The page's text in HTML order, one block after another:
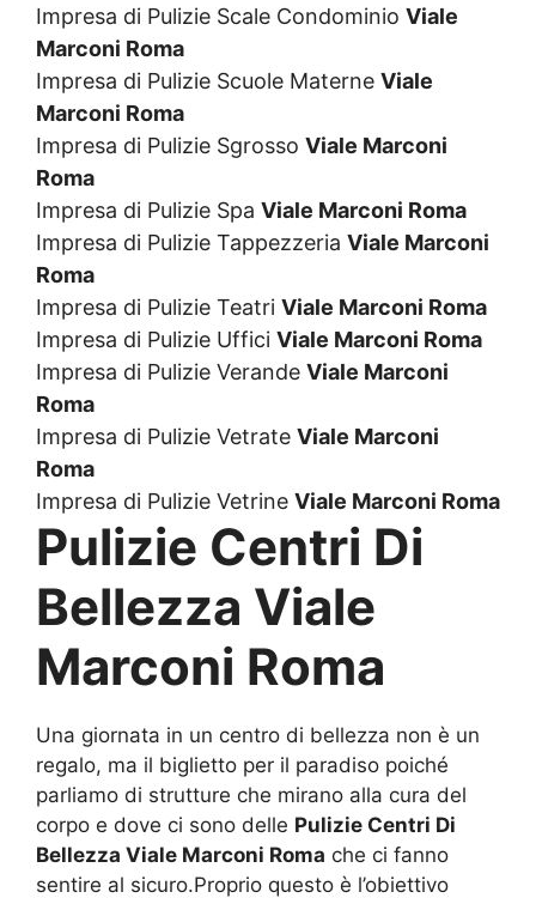
Impresa di Pulizie Scale Condominio Viale
Marconi Roma
Impresa di Pulizie Scuole Materne Viale
Marconi Roma
Impresa di Pulizie Sgrosso Viale Marconi
Roma
Impresa di Pulizie Spa Viale Marconi Roma
Impresa di Pulizie Tappezzeria Viale Marconi
Roma
Impresa di Pulizie Teatri Viale Marconi Roma
Impresa di Pulizie Uffici Viale Marconi Roma
Impresa di Pulizie Verande Viale Marconi
Roma
Impresa di Pulizie Vetrate Viale Marconi
Roma
Impresa di Pulizie Vetrine Viale Marconi Roma
Pulizie Centri Di
Bellezza Viale
Marconi Roma
Una giornata in un centro di bellezza non è un
regalo, ma il biglietto per il paradiso poiché
parliamo di strutture che mirano alla cura del
corpo e dove ci sono delle Pulizie Centri Di
Bellezza Viale Marconi Roma che ci fanno
sentire al sicuro.Proprio questo è l’obiettivo